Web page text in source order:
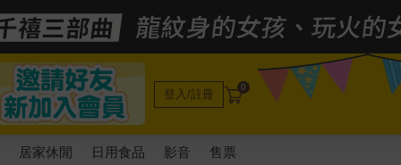
登入/註冊 0
居家休閒 日用食品 影音 售票